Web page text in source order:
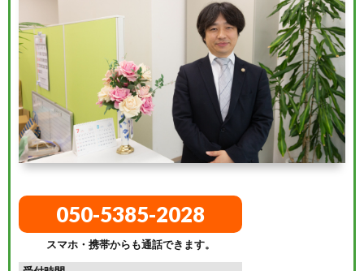
050-5385-2028
スマホ・携帯からも通話できます。